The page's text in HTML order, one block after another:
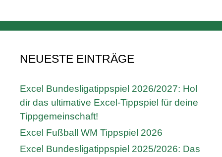
NEUESTE EINTRÄGE
Excel Bundesligatippspiel 2026/2027: Hol
dir das ultimative Excel-Tippspiel für deine
Tippgemeinschaft!
Excel Fußball WM Tippspiel 2026
Excel Bundesligatippspiel 2025/2026: Das